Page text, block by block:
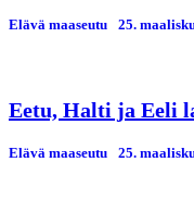
Elävä maaseutu 25.
Eetu, Halti ja Eeli
Elävä maaseutu 25.